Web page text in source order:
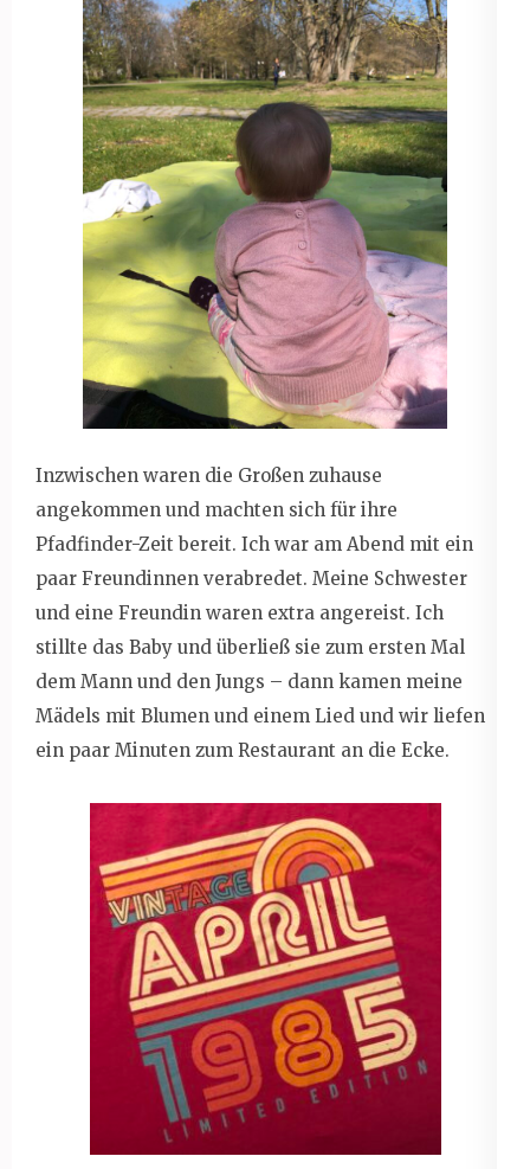
Inzwischen waren die Großen zuhause
angekommen und machten sich für ihre
Pfadfinder-Zeit bereit. Ich war am Abend mit ein
paar Freundinnen verabredet. Meine Schwester
und eine Freundin waren extra angereist. Ich
stillte das Baby und überließ sie zum ersten Mal
dem Mann und den Jungs – dann kamen meine
Mädels mit Blumen und einem Lied und wir liefen
ein paar Minuten zum Restaurant an die Ecke.